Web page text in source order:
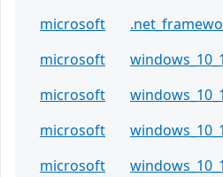
microsoft
microsoft
microsoft
microsoft
microsoft